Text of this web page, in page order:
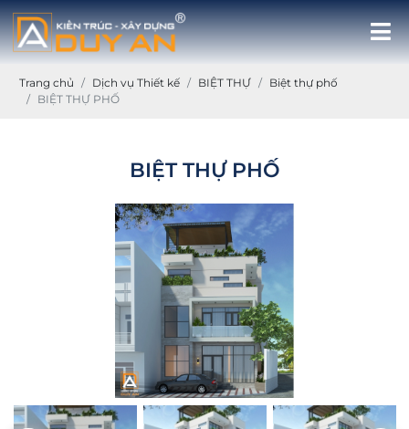
Trang chủ Dịch vụ Thiết kế BIỆT THỰ
Biệt thự phố
BIỆT THỰ PHỐ
BIỆT THỰ PHỐ